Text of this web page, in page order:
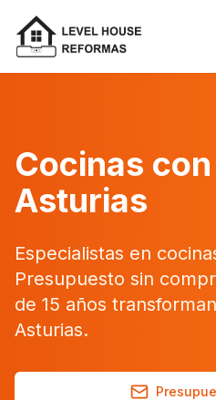
Cocinas
Asturias
Especialistas en
Presupuesto sin
de 15 años
Asturias.